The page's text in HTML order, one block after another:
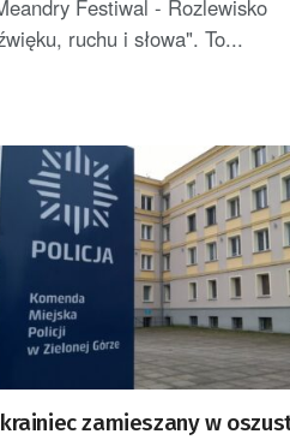
Festiwal - Rozlewisko
ruchu i słowa". To...
zamieszany w